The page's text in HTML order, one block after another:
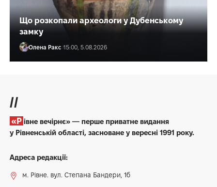
Що розкопали археологи у Дубенському
замку
Олена Ракс 15:00, 5.08.2026
//
«Рівне вечірнє» — перше приватне видання
у Рівненській області, засноване у вересні 1991 року.
Адреса редакції:
м. Рівне. вул. Степана Бандери, 1б